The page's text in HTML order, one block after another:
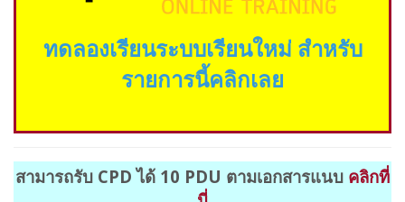
ทดลองเรียนระบบเรียนใหม่ สำหรับ
รายการนี้คลิกเลย
สามารถรับ CPDได้ 10 PDU ตามเอกสารแนบ คลิกที่